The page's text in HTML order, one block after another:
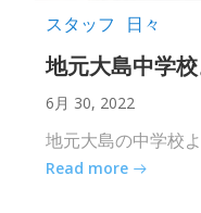
スタッフ 日々
地元大島中学
6月 30, 2022
地元大島の中学校
Read more